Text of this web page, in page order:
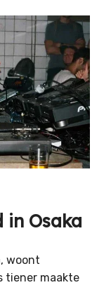
in Osaka
woont
tiener maakte